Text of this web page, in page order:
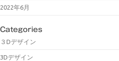
2022年6月
Categories
３Dデザイン
3Dデザイン